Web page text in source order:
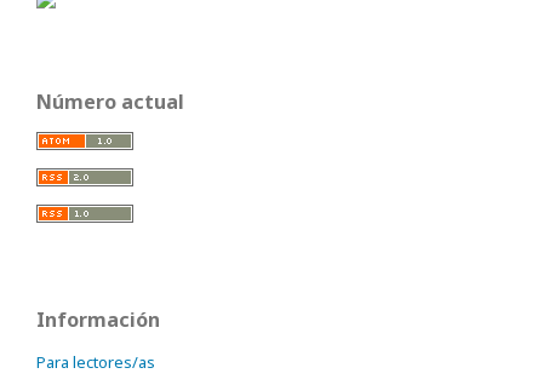
Número actual
Información
Para lectores/as